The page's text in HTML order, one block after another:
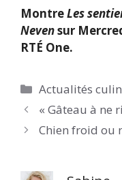
MontreLes
Nevensur
RTÉ One.
Catégories
Actualités
« Gâteau à ne
Chien froid ou